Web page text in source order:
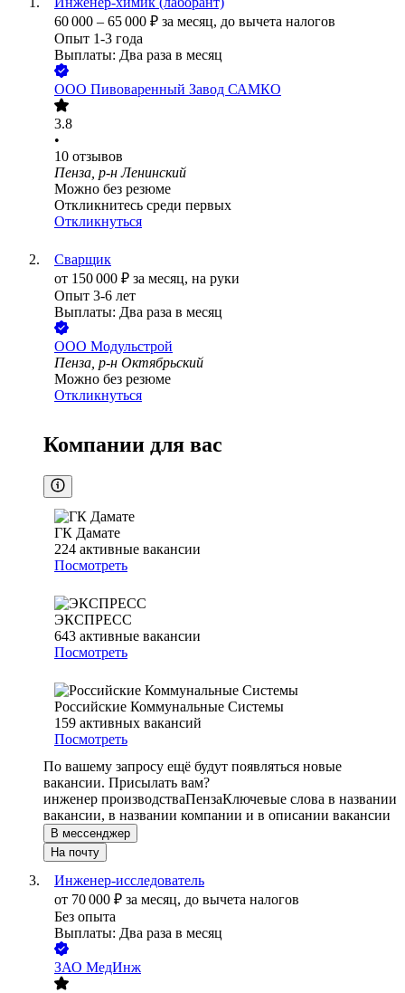
60 000 – 65 000 ₽ за месяц, до вычета налогов
Опыт 1-3 года
Выплаты: Два раза в месяц
ООО Пивоваренный Завод САМКО
3.8
•
10 отзывов
Пенза, р-н Ленинский
Можно без резюме
Откликнитесь среди первых
Откликнуться
Сварщик
от 150 000 ₽ за месяц, на руки
Опыт 3-6 лет
Выплаты: Два раза в месяц
ООО Модульстрой
Пенза, р-н Октябрьский
Можно без резюме
Откликнуться
Компании для вас
ГК Дамате
224 активные вакансии
Посмотреть
ЭКСПРЕСС
643 активные вакансии
Посмотреть
Российские Коммунальные Системы
159 активных вакансий
Посмотреть
По вашему запросу ещё будут появляться новые
вакансии. Присылать вам?
инженер производстваПензаКлючевые слова в названии
вакансии, в названии компании и в описании вакансии
В мессенджер
На почту
Инженер-исследователь
от 70 000 ₽ за месяц, до вычета налогов
Без опыта
Выплаты: Два раза в месяц
ЗАО МедИнж